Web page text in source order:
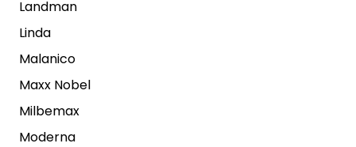
Landman
Linda
Malanico
Maxx Nobel
Milbemax
Moderna